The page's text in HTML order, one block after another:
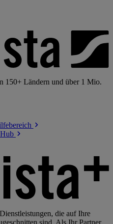
150+ Ländern und über 1 Mio.
Hub
die auf Ihre
sind. Als Ihr Partner